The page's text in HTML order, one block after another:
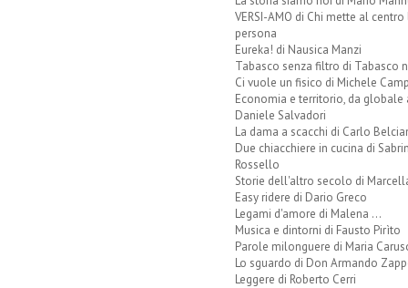
VERSI-AMO di Chi mette al centro
persona
Eureka! di Nausica Manzi
Tabasco senza filtro di Tabasco
Ci vuole un fisico di Michele
Economia e territorio, da globale
Daniele Salvadori
La dama a scacchi di Carlo
Due chiacchiere in cucina di
Rossello
Storie dell'altro secolo di
Easy ridere di Dario Greco
Legami d'amore di Malena ...
Musica e dintorni di Fausto Pirìto
Parole milonguere di Maria
Lo sguardo di Don Armando
Leggere di Roberto Cerri